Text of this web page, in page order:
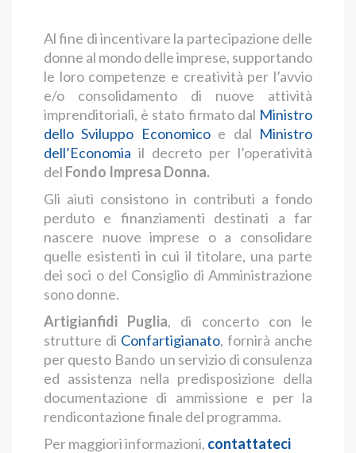
Al fine di incentivare la partecipazione delle
donne al mondo delle imprese, supportando
le loro competenze e creatività per l’avvio
e/o consolidamento di nuove attività
imprenditoriali, è stato firmato dal Ministro
dello Sviluppo Economicoe dal Ministro
dell’Economia il decreto per l’operatività
del Fondo Impresa Donna.
Gli aiuti consistono in contributi a fondo
perduto e finanziamenti destinati a far
nascere nuove imprese o a consolidare
quelle esistenti in cui il titolare, una parte
dei soci o del Consiglio di Amministrazione
sono donne.
Artigianfidi Puglia, di concerto con le
strutture di Confartigianato, fornirà anche
per questo Bando un servizio di consulenza
ed assistenza nella predisposizione della
documentazione di ammissione e per la
rendicontazione finale del programma.
Per maggiori informazioni, contattateci